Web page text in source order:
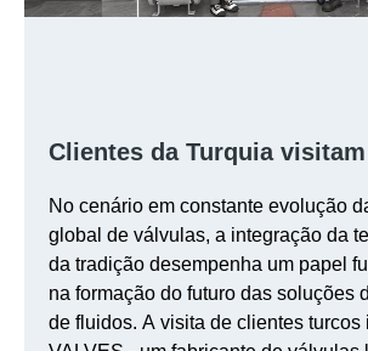
Clientes da Turquia visitam
No cenário em constante evolução
global de válvulas, a integração da
da tradição desempenha um papel
na formação do futuro das soluções
de fluidos. A visita de clientes turcos